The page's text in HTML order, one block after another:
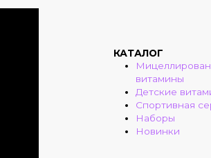
КАТАЛОГ
витамины
Детские
Спортивная
Наборы
Новинки